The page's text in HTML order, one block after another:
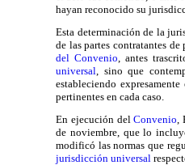
hayan reconocido su
Esta determinación de la
de las partes contratantes
del Convenio, antes
universal, sino que
estableciendo
pertinentes en cada caso.
En ejecución delConvenio,
de noviembre, que lo
modificó las normas que
jurisdicción universal